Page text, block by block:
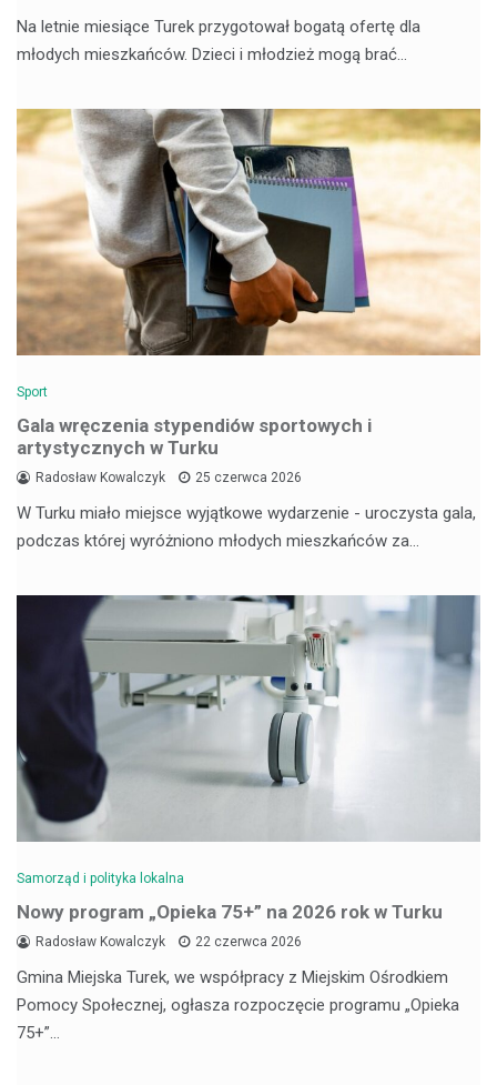
Na letnie miesiące Turek przygotował bogatą ofertę dla
młodych mieszkańców. Dzieci i młodzież mogą brać…
Sport
Gala wręczenia stypendiów sportowych i
artystycznych w Turku
Radosław Kowalczyk 25 czerwca 2026
W Turku miało miejsce wyjątkowe wydarzenie - uroczysta gala,
podczas której wyróżniono młodych mieszkańców za…
Samorząd i polityka lokalna
Nowy program „Opieka 75+” na 2026 rok w Turku
Radosław Kowalczyk 22 czerwca 2026
Gmina Miejska Turek, we współpracy z Miejskim Ośrodkiem
Pomocy Społecznej, ogłasza rozpoczęcie programu „Opieka
75+”…